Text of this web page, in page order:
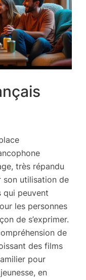
très répandu
son utilisation de
qui peuvent
les personnes
de s’exprimer.
de
des films
pour
en